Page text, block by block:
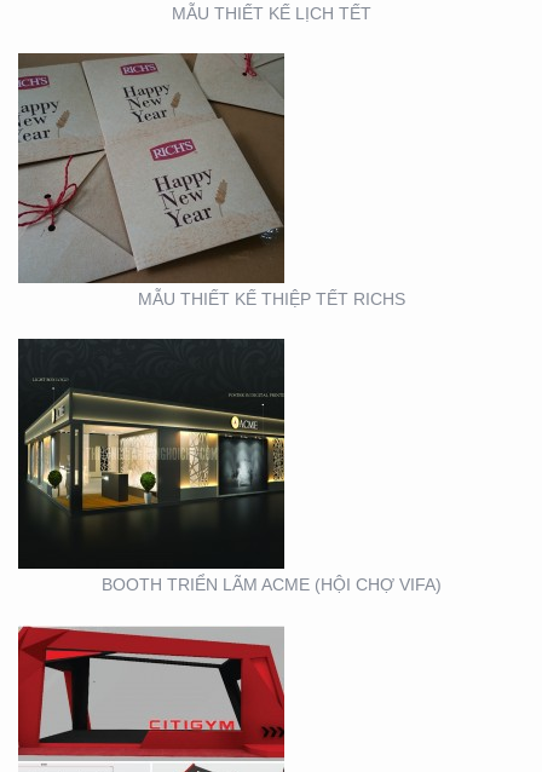
MẪU THIẾT KẾ LỊCH TẾT
MẪU THIẾT KẾ THIỆP TẾT RICHS
BOOTH TRIỂN LÃM
ACME (HỘI CHỢ VIFA)
BOOTH TRIỂN LÃM ACME (HỘI CHỢ VIFA)
BOOTH TRIỂN LÃM
CITIGYM ( TẠI HỘI CHỢ
EXPO_NOVOLAND)
VIFA EXPO 2020 – TƯ
VẤN THIẾT KẾ THI